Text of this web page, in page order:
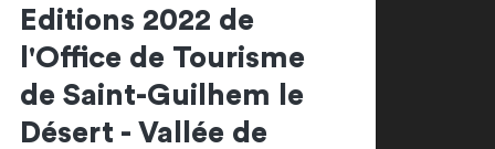
Editions 2022 de
l'Office de Tourisme
de Saint-Guilhem le
Désert - Vallée de